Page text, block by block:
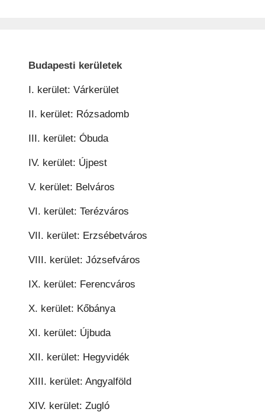
Budapesti kerületek
I. kerület: Várkerület
II. kerület: Rózsadomb
III. kerület: Óbuda
IV. kerület: Újpest
V. kerület: Belváros
VI. kerület: Terézváros
VII. kerület: Erzsébetváros
VIII. kerület: Józsefváros
IX. kerület: Ferencváros
X. kerület: Kőbánya
XI. kerület: Újbuda
XII. kerület: Hegyvidék
XIII. kerület: Angyalföld
XIV. kerület: Zugló